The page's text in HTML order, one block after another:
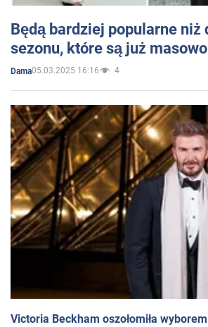
Będą bardziej popularne
sezonu, które są już
Dama05.03.2025 16:16 4
Victoria Beckham oszołomiła